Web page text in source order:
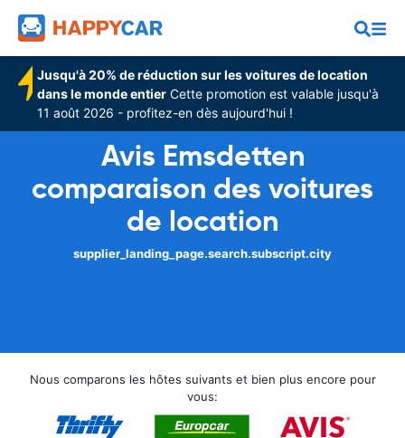
Jusqu'à 20% de réduction sur les voitures de location
dans le monde entier Cette promotion est valable jusqu'à
11 août 2026 - profitez-en dès aujourd'hui !
Avis Emsdetten
comparaison des voitures
de location
supplier_landing_page.search.subscript.city
Nous comparons les hôtes suivants et bien plus encore pour
vous: